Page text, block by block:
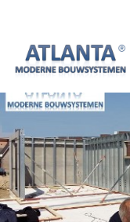
naar
inhoud